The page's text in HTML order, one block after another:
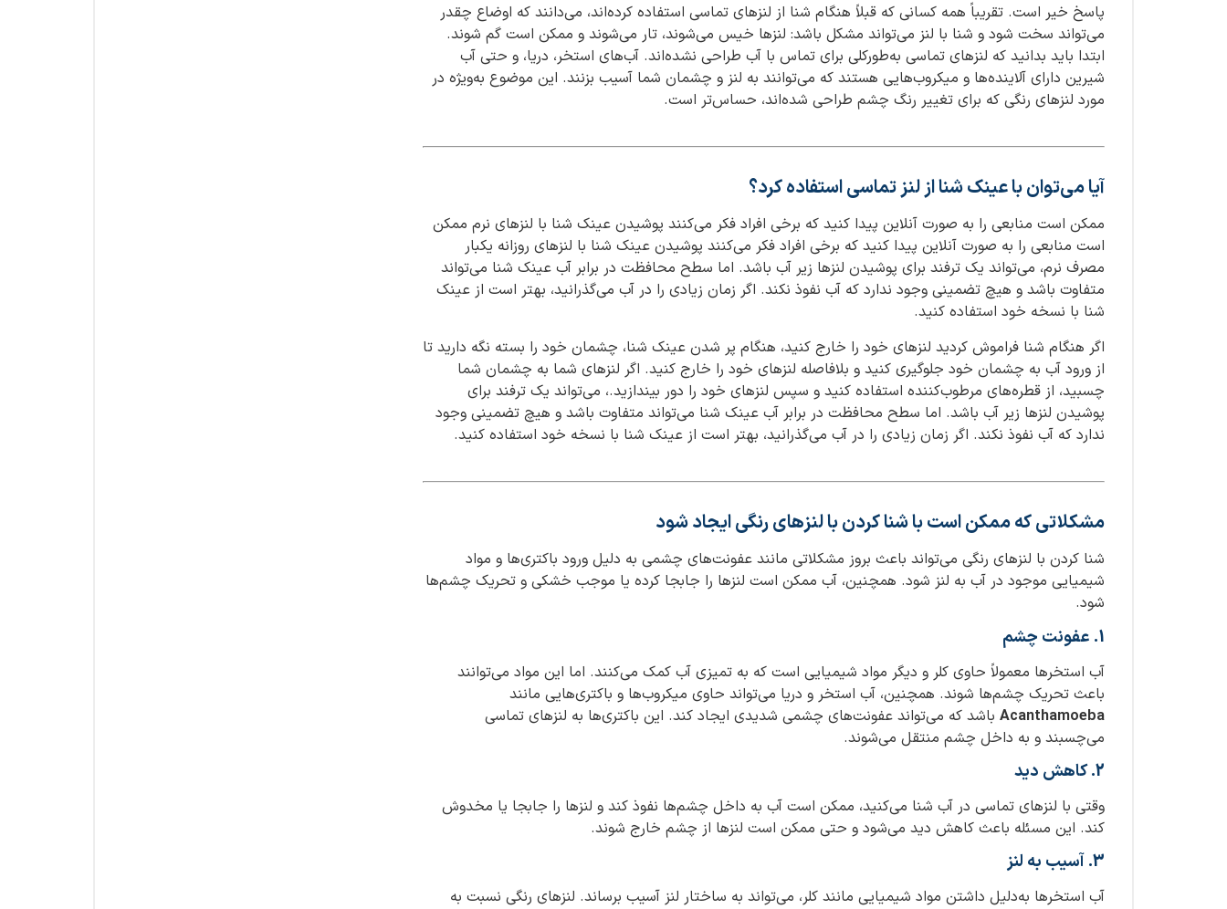
پاسخ خیر است. تقریباً همه کسانی که قبلاً هنگام شنا از لنزهای تماسی استفاده کرده‌اند، می‌دانند که اوضاع چقدر
می‌تواند سخت شود و شنا با لنز می‌تواند مشکل باشد: لنزها خیس می‌شوند، تار می‌شوند و ممکن است گم شوند.
ابتدا باید بدانید که لنزهای تماسی به‌طورکلی برای تماس با آب طراحی نشده‌اند. آب‌های استخر، دریا، و حتی آب
شیرین دارای آلاینده‌ها و میکروب‌هایی هستند که می‌توانند به لنز و چشمان شما آسیب بزنند. این موضوع به‌ویژه در
مورد لنزهای رنگی که برای تغییر رنگ چشم طراحی شده‌اند، حساس‌تر است.
آیا می‌توان با عینک شنا از لنز تماسی استفاده کرد؟
ممکن است منابعی را به صورت آنلاین پیدا کنید که برخی افراد فکر می‌کنند پوشیدن عینک شنا با لنزهای نرم ممکن
است منابعی را به صورت آنلاین پیدا کنید که برخی افراد فکر می‌کنند پوشیدن عینک شنا با لنزهای روزانه یکبار
مصرف نرم، می‌تواند یک ترفند برای پوشیدن لنزها زیر آب باشد. اما سطح محافظت در برابر آب عینک شنا می‌تواند
متفاوت باشد و هیچ تضمینی وجود ندارد که آب نفوذ نکند. اگر زمان زیادی را در آب می‌گذرانید، بهتر است از عینک
شنا با نسخه خود استفاده کنید.
اگر هنگام شنا فراموش کردید لنزهای خود را خارج کنید، هنگام پر شدن عینک شنا، چشمان خود را بسته نگه دارید تا
از ورود آب به چشمان خود جلوگیری کنید و بلافاصله لنزهای خود را خارج کنید. اگر لنزهای شما به چشمان شما
چسبید، از قطره‌های مرطوب‌کننده استفاده کنید و سپس لنزهای خود را دور بیندازید.، می‌تواند یک ترفند برای
پوشیدن لنزها زیر آب باشد. اما سطح محافظت در برابر آب عینک شنا می‌تواند متفاوت باشد و هیچ تضمینی وجود
ندارد که آب نفوذ نکند. اگر زمان زیادی را در آب می‌گذرانید، بهتر است از عینک شنا با نسخه خود استفاده کنید.
مشکلاتی که ممکن است با شنا کردن با لنزهای رنگی ایجاد شود
شنا کردن با لنزهای رنگی می‌تواند باعث بروز مشکلاتی مانند عفونت‌های چشمی به دلیل ورود باکتری‌ها و مواد
شیمیایی موجود در آب به لنز شود. همچنین، آب ممکن است لنزها را جابجا کرده یا موجب خشکی و تحریک چشم‌ها
شود.
1. عفونت چشم
آب استخرها معمولاً حاوی کلر و دیگر مواد شیمیایی است که به تمیزی آب کمک می‌کنند. اما این مواد می‌توانند
باعث تحریک چشم‌ها شوند. همچنین، آب استخر و دریا می‌تواند حاوی میکروب‌ها و باکتری‌هایی مانند
Acanthamoeba باشد که می‌تواند عفونت‌های چشمی شدیدی ایجاد کند. این باکتری‌ها به لنزهای تماسی
می‌چسبند و به داخل چشم منتقل می‌شوند.
2. کاهش دید
وقتی با لنزهای تماسی در آب شنا می‌کنید، ممکن است آب به داخل چشم‌ها نفوذ کند و لنزها را جابجا یا مخدوش
کند. این مسئله باعث کاهش دید می‌شود و حتی ممکن است لنزها از چشم خارج شوند.
3. آسیب به لنز
آب استخرها به‌دلیل داشتن مواد شیمیایی مانند کلر، می‌تواند به ساختار لنز آسیب برساند. لنزهای رنگی نسبت به